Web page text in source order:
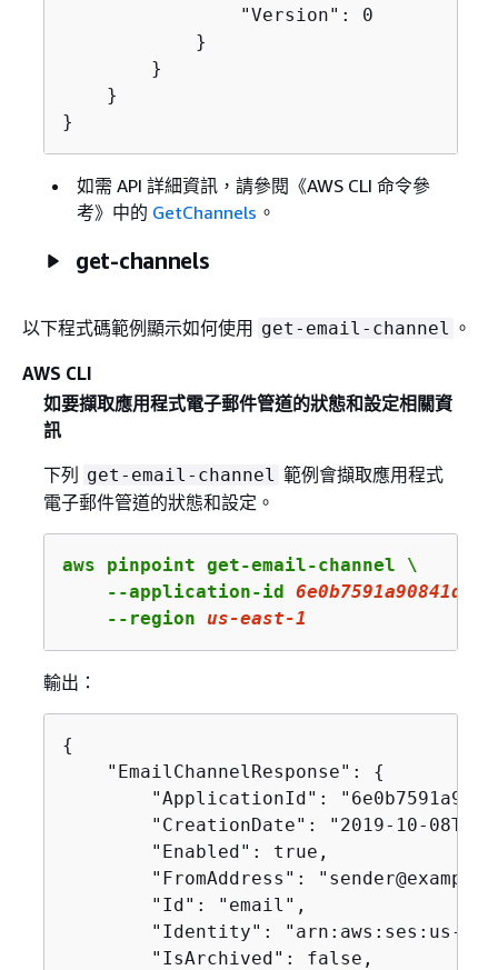
                "Version": 0
            }
        }
    }
}
如需 API 詳細資訊，請參閱《AWS CLI 命令參
考》 中的 GetChannels 。
get-channels
以下程式碼範例顯示如何使用 get-email-channel 。
AWS CLI
如要擷取應用程式電子郵件管道的狀態和設定相關資
訊
下列 get-email-channel 範例會擷取應用程式
電子郵件管道的狀態和設定。
aws pinpoint get-email-channel \
    --application-id
    --region
us-east-1
輸出：
{
    "EmailChannelResponse":
{
"ApplicationId":
"CreationDate": "2019-10-
        "Enabled": true,
"FromAddress":
        "Id": "email",
"Identity": "arn:aws:ses:us-
        "IsArchived": false,